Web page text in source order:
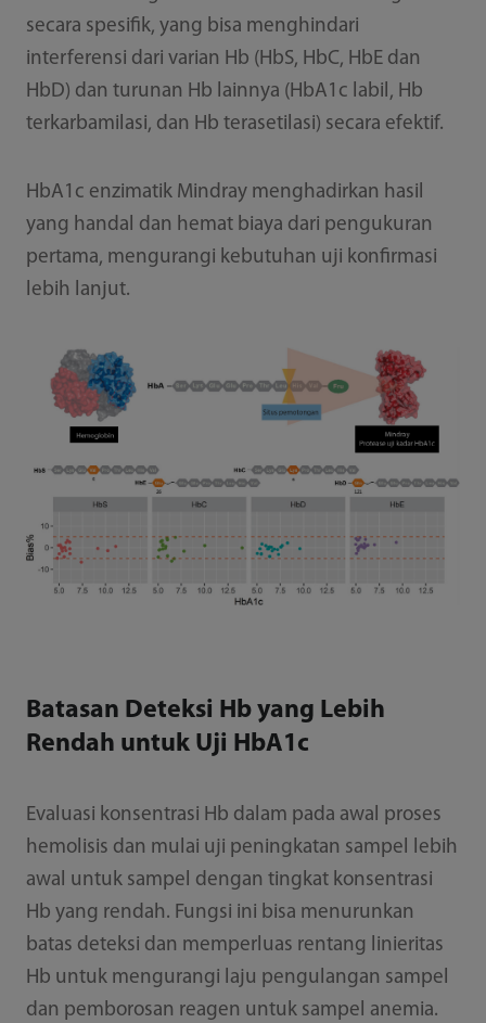
secara spesifik, yang bisa menghindari
interferensi dari varian Hb (HbS, HbC, HbE dan
HbD) dan turunan Hb lainnya (HbA1c labil, Hb
terkarbamilasi, dan Hb terasetilasi) secara efektif.
HbA1c enzimatik Mindray menghadirkan hasil
yang handal dan hemat biaya dari pengukuran
pertama, mengurangi kebutuhan uji konfirmasi
lebih lanjut.
Batasan Deteksi Hb yang Lebih
Rendah untuk Uji HbA1c
Evaluasi konsentrasi Hb dalam pada awal proses
hemolisis dan mulai uji peningkatan sampel lebih
awal untuk sampel dengan tingkat konsentrasi
Hb yang rendah. Fungsi ini bisa menurunkan
batas deteksi dan memperluas rentang linieritas
Hb untuk mengurangi laju pengulangan sampel
dan pemborosan reagen untuk sampel anemia.